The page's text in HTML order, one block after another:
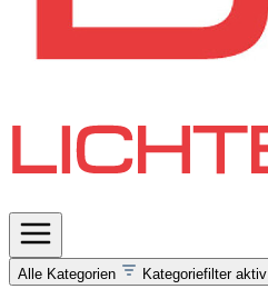
Alle Kategorien Kategoriefilter aktiv